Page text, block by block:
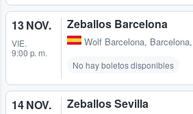
13 NOV.
VIE.
9:00 p. m.
Zeballos Barcelona
Wolf Barcelona,
No hay boletos disponibles
14 NOV. Zeballos Sevilla